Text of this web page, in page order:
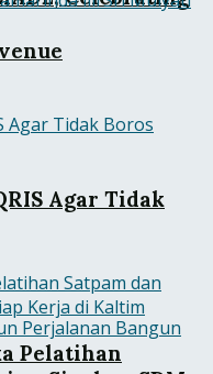
Agar Tidak
Pelatihan